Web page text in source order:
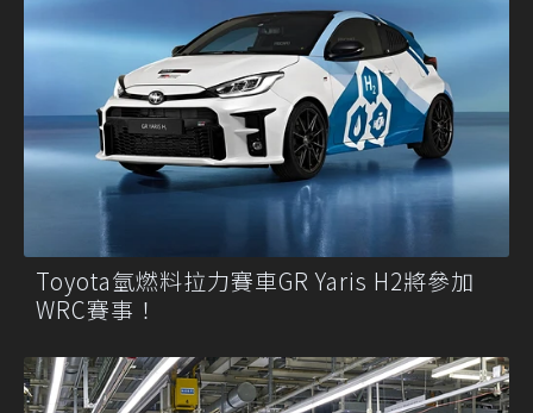
Toyota氫燃料拉力賽車GR Yaris H2將參加
WRC賽事！